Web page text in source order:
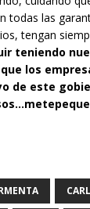
todas las
tengan
teniendo
los
de este